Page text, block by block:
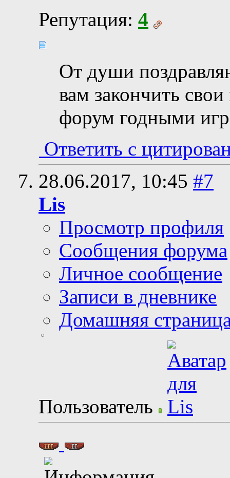
Репутация: 4
От души
вам закончить
форум годными
Ответить с
28.06.2017, 10:45 #7
Lis
Просмотр профиля
Сообщения форума
Личное сообщение
Записи в дневнике
Домашняя
Пользователь